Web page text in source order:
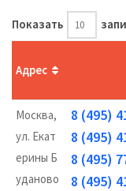
Показать
Адрес
Москва,
ул. Екат
ерины Б
уданово
8 (495)
8 (495)
8 (495)
8 (495)